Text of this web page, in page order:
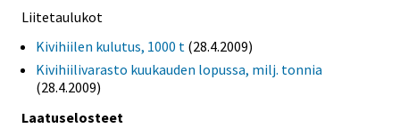
Liitetaulukot
Kivihiilen kulutus, 1000 t (28.4.2009)
Kivihiilivarasto kuukauden lopussa, milj. tonnia
(28.4.2009)
Laatuselosteet